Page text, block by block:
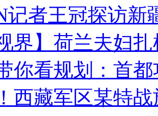
记者王冠探访新
界】荷兰夫妇
你看规划：首
西藏军区某特